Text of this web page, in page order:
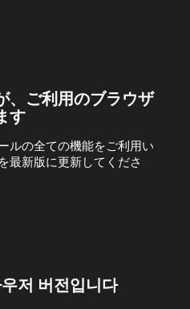
、ご利用のブラウザ
す
ルの全ての機能をご利用い
最新版に更新してくださ
저 버전입니다